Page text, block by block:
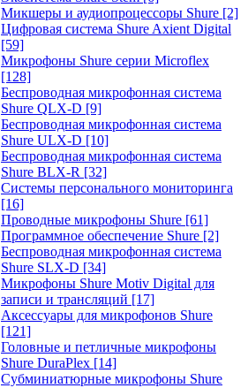
Микшеры и аудиопроцессоры Shure [2]
Цифровая система Shure Axient Digital
[59]
Микрофоны Shure серии Microflex
[128]
Беспроводная микрофонная система
Shure QLX-D [9]
Беспроводная микрофонная система
Shure ULX-D [10]
Беспроводная микрофонная система
Shure BLX-R [32]
Системы персонального мониторинга
[16]
Проводные микрофоны Shure [61]
Программное обеспечение Shure [2]
Беспроводная микрофонная система
Shure SLX-D [34]
Микрофоны Shure Motiv Digital для
записи и трансляций [17]
Аксессуары для микрофонов Shure
[121]
Головные и петличные микрофоны
Shure DuraPlex [14]
Субминиатюрные микрофоны Shure